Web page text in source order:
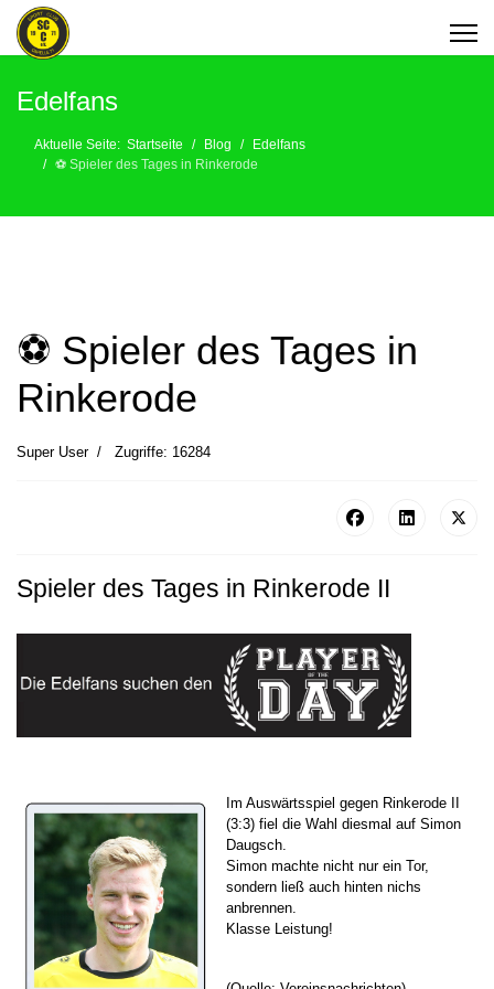
Edelfans
Aktuelle Seite: Startseite Blog
Edelfans
⚽️ Spieler des Tages in Rinkerode
⚽️ Spieler des Tages in
Rinkerode
Super User Zugriffe: 16284
Spieler des Tages in Rinkerode II
Im Auswärtsspiel gegen Rinkerode II
(3:3) fiel die Wahl diesmal auf Simon
Daugsch.
Simon machte nicht nur ein Tor,
sondern ließ auch hinten nichs
anbrennen.
Klasse Leistung!